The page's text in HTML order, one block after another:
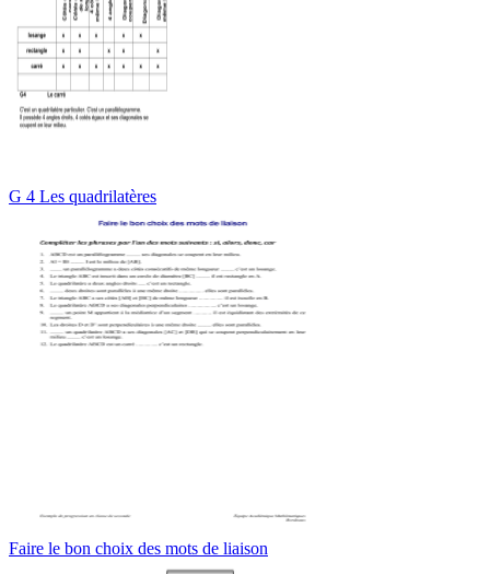
G 4 Les quadrilatères
Faire le bon choix des mots de liaison